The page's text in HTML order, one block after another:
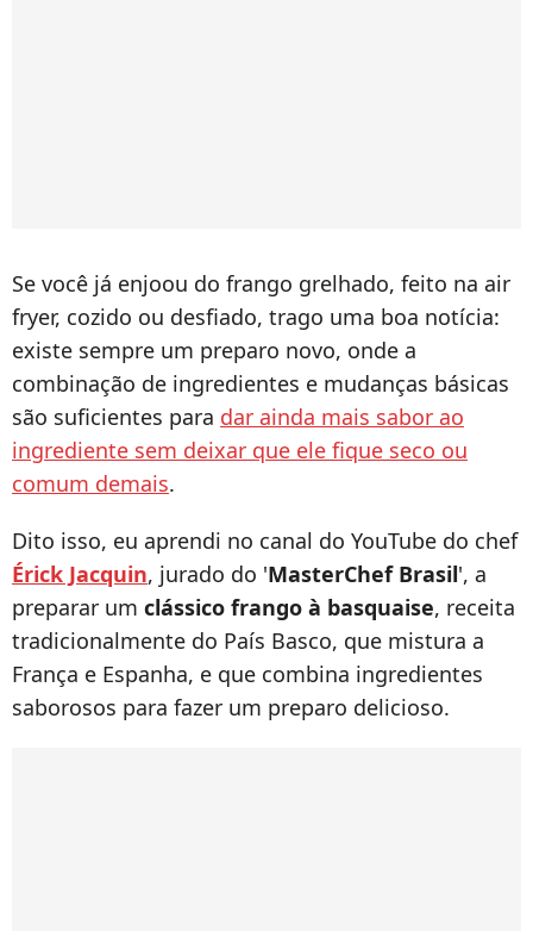
Se você já enjoou do frango grelhado, feito na air
fryer, cozido ou desfiado, trago uma boa notícia:
existe sempre um preparo novo, onde a
combinação de ingredientes e mudanças básicas
são suficientes para dar ainda mais sabor ao
ingrediente sem deixar que ele fique seco ou
comum demais.
Dito isso, eu aprendi no canal do YouTube do chef
Érick Jacquin, jurado do 'MasterChef Brasil', a
preparar um clássico frango à basquaise, receita
tradicionalmente do País Basco, que mistura a
França e Espanha, e que combina ingredientes
saborosos para fazer um preparo delicioso.